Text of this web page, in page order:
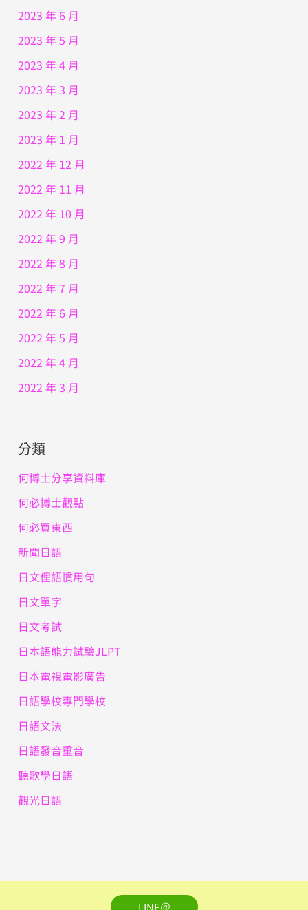
2023 年 6 月
2023 年 5 月
2023 年 4 月
2023 年 3 月
2023 年 2 月
2023 年 1 月
2022 年 12 月
2022 年 11 月
2022 年 10 月
2022 年 9 月
2022 年 8 月
2022 年 7 月
2022 年 6 月
2022 年 5 月
2022 年 4 月
2022 年 3 月
分類
何博士分享資料庫
何必博士觀點
何必買東西
新聞日語
日文俚語慣用句
日文單字
日文考試
日本語能力試驗JLPT
日本電視電影廣告
日語學校專門學校
日語文法
日語發音重音
聽歌學日語
觀光日語